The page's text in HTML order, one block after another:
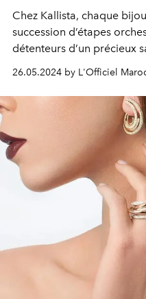
Chez Kallista, chaque
succession d’étapes
détenteurs d’un précieux
26.05.2024 by L'Officiel